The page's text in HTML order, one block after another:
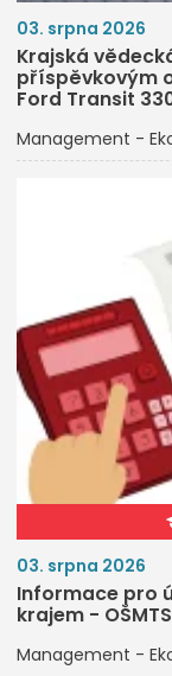
03. srpna 2026
Krajská
příspěvkovým
Ford Transit
Management -
03. srpna 2026
Informace pro
krajem - OŠMTS
Management -